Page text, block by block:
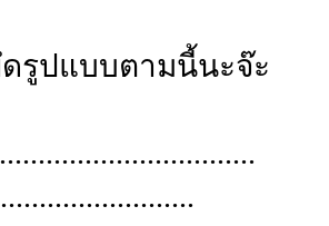
รูปแบบตามนี้นะจ๊ะ